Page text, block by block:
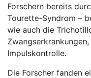
Forschern bereits
Tourette-Syndrom –
wie auch die
Impulskontrolle.
Die Forscher fanden